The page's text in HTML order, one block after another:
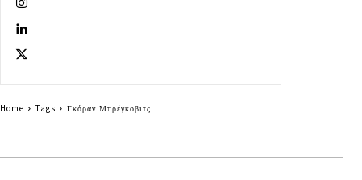
Home Tags Γκόραν Μπρέγκοβιτς